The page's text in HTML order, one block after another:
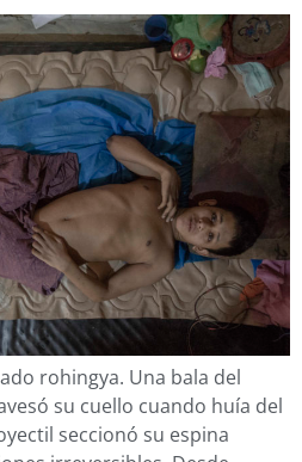
rohingya. Una bala del
su cuello cuando huía del
seccionó su espina